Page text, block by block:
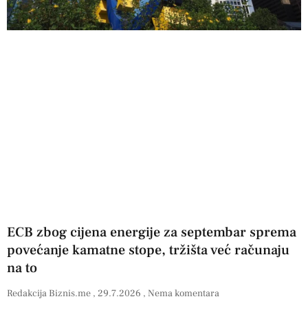
ECB zbog cijena energije za septembar sprema
povećanje kamatne stope, tržišta već računaju
na to
Redakcija Biznis.me 29.7.2026 Nema komentara